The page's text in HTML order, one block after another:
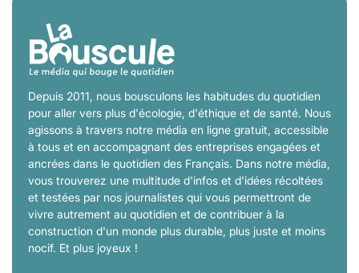
Depuis 2011, nous bousculons les habitudes du quotidien
pour aller vers plus d'écologie, d'éthique et de santé. Nous
agissons à travers notre média en ligne gratuit, accessible
à tous et en accompagnant des entreprises engagées et
ancrées dans le quotidien des Français. Dans notre média,
vous trouverez une multitude d'infos et d'idées récoltées
et testées par nos journalistes qui vous permettront de
vivre autrement au quotidien et de contribuer à la
construction d'un monde plus durable, plus juste et moins
nocif. Et plus joyeux !